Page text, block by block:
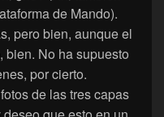
de Mando).
pero bien, aunque el
bien. No ha supuesto
por cierto.
de las tres capas